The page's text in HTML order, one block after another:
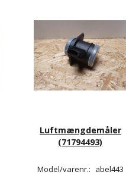
Luftmængdemåler
(71794493)
Model/varenr.: abel443